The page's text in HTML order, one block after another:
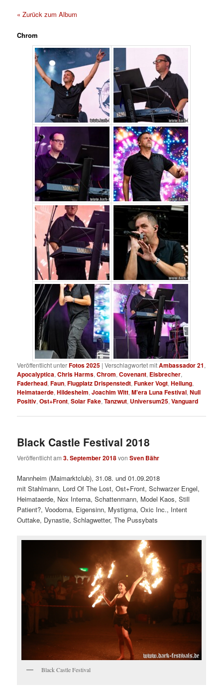
« Zurück zum Album
Chrom
Veröffentlicht unterFotos 2025 |Verschlagwortet mitAmbassador 21,
Apocalyptica,Chris Harms,Chrom,Covenant, Eisbrecher,
Faderhead,Faun,Flugplatz Drispenstedt,Funker Vogt,Heilung,
Heimataerde,Hildesheim,Joachim Witt,M'era Luna Festival,Null
Positiv,Ost+Front,Solar Fake,Tanzwut, Universum25,Vanguard
Black Castle Festival 2018
Veröffentlicht am3. September 2018vonSven Bähr
Mannheim (Maimarktclub), 31.08. und 01.09.2018
mit Stahlmann, Lord Of The Lost, Ost+Front, Schwarzer Engel,
Heimataerde, Nox Interna, Schattenmann, Model Kaos, Still
Patient?, Voodoma, Eigensinn, Mystigma, Oxic Inc., Intent
Outtake, Dynastie, Schlagwetter, The Pussybats
Black Castle Festival